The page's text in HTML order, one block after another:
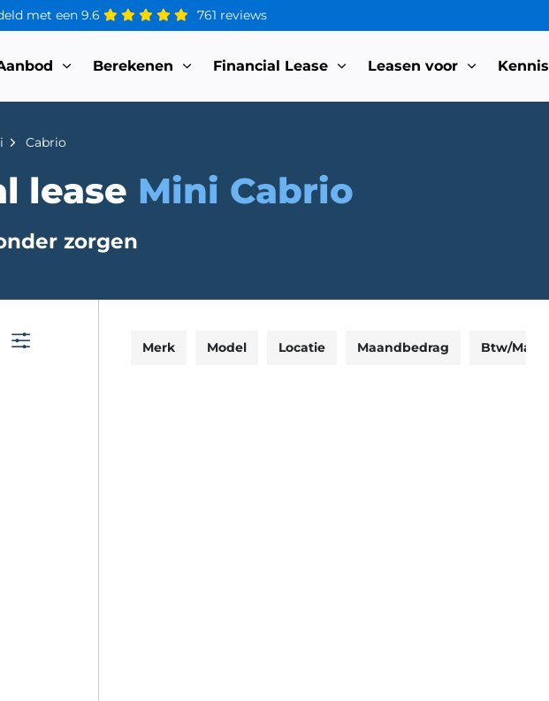
met een 9.6 761 reviews
Berekenen Financial Lease Leasen voor
Cabrio
lease Mini Cabrio
zorgen
Merk Model Locatie Maandbedrag Btw/